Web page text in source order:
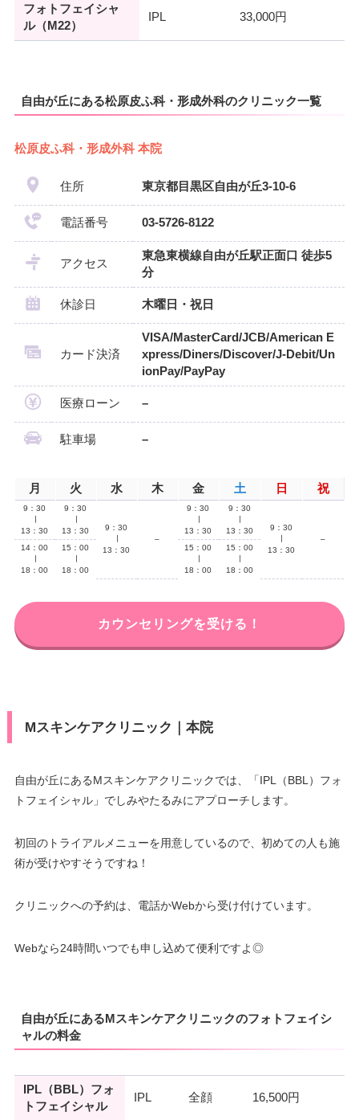
フォトフェイシャ
ル（M22）
IPL 33,000円
自由が丘にある松原皮ふ科・形成外科のクリニック一覧
松原皮ふ科・形成外科 本院
住所 東京都目黒区自由が丘3-10-6
電話番号 03-5726-8122
アクセス
東急東横線自由が丘駅正面口 徒歩5
分
休診日 木曜日・祝日
カード決済
VISA/MasterCard/JCB/American E
xpress/Diners/Discover/J-Debit/Un
ionPay/PayPay
医療ローン –
駐車場 –
月 火 水 木 金 土 日 祝
9：30
13：30
9：30
13：30
9：30
13：30
–
9：30
13：30
9：30
13：30
9：30
13：30
–
14：00
18：00
15：00
18：00
15：00
18：00
15：00
18：00
カウンセリングを受ける！
Mスキンケアクリニック｜本院
自由が丘にあるMスキンケアクリニックでは、「IPL（BBL）フォ
トフェイシャル」でしみやたるみにアプローチします。
初回のトライアルメニューを用意しているので、初めての人も施
術が受けやすそうですね！
クリニックへの予約は、電話かWebから受け付けています。
Webなら24時間いつでも申し込めて便利ですよ◎
自由が丘にあるMスキンケアクリニックのフォトフェイシ
ャルの料金
IPL（BBL）フォ
トフェイシャル
IPL 全顔 16,500円